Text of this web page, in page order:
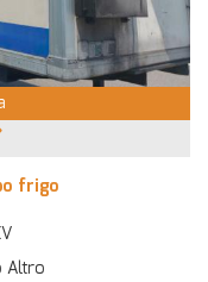
frigo
Altro